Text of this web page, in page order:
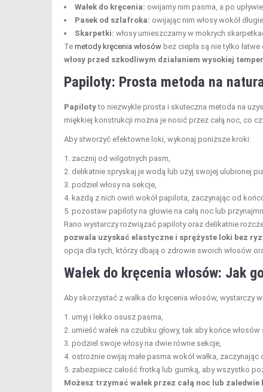
Wałek do kręcenia: owijamy nim pasma, a po
Pasek od szlafroka: owijając nim włosy wokół
Skarpetki: włosy umieszczamy w mokrych
Te metody kręcenia włosów bez ciepła są nie tylko
włosy przed szkodliwym działaniem wysokiej
Papiloty: Prosta metoda na
Papilotyto niezwykle prosta i skuteczna metoda na
miękkiej konstrukcji można je nosić przez całą noc, co
Aby stworzyć efektowne loki, wykonaj poniższe kroki:
zacznij od wilgotnych pasm,
delikatnie spryskaj je wodą lub użyj swojej ulubionej
podziel włosy na sekcje,
każdą z nich owiń wokół papilota, zaczynając od
pozostaw papiloty na głowie na całą noc lub
Rano wystarczy rozwiązać papiloty oraz delikatnie
pozwala uzyskać elastyczne i sprężyste loki bez
opcja dla tych, którzy dbają o zdrowie swoich włosów
Wałek do kręcenia włosów: Jak
Aby skorzystać z wałka do kręcenia włosów, wystarczy
umyj i lekko osusz pasma,
umieść wałek na czubku głowy, tak aby końce
podziel swoje włosy na dwie równe sekcje,
ostrożnie owijaj małe pasma wokół wałka,
zabezpiecz całość frotką lub gumką, aby wszystko
Możesz trzymać wałek przez całą noc lub